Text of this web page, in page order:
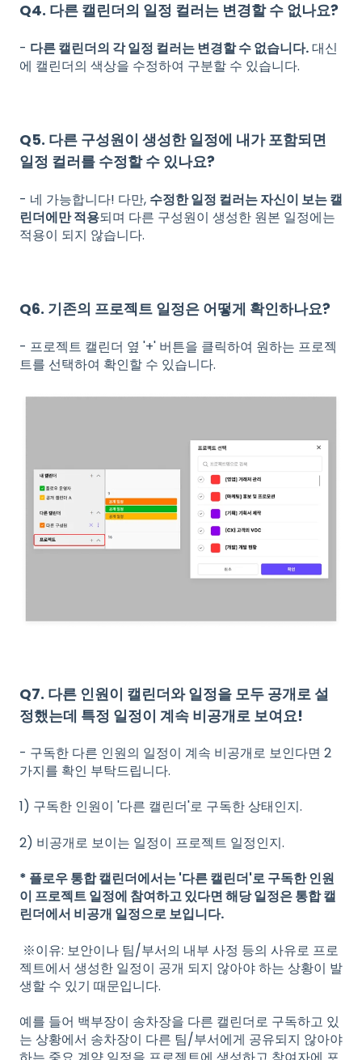
Q4. 다른 캘린더의 일정 컬러는 변경할 수 없나요?
- 다른 캘린더의 각 일정 컬러는 변경할 수 없습니다.대신
에 캘린더의 색상을 수정하여 구분할 수 있습니다.
Q5. 다른 구성원이 생성한 일정에 내가 포함되면
일정 컬러를 수정할 수 있나요?
- 네 가능합니다! 다만, 수정한 일정 컬러는 자신이 보는 캘
린더에만 적용되며 다른 구성원이 생성한 원본 일정에는
적용이 되지 않습니다.
Q6. 기존의 프로젝트 일정은 어떻게 확인하나요?
- 프로젝트 캘린더 옆 '+' 버튼을 클릭하여 원하는 프로젝
트를 선택하여 확인할 수 있습니다.
Q7. 다른 인원이 캘린더와 일정을 모두 공개로 설
정했는데 특정 일정이 계속 비공개로 보여요!
- 구독한 다른 인원의 일정이 계속 비공개로 보인다면 2
가지를 확인 부탁드립니다.
1) 구독한 인원이 '다른 캘린더'로 구독한 상태인지.
2) 비공개로 보이는 일정이 프로젝트 일정인지.
* 플로우 통합 캘린더에서는 '다른 캘린더'로 구독한 인원
이 프로젝트 일정에 참여하고 있다면 해당 일정은 통합 캘
린더에서 비공개 일정으로 보입니다.
※이유: 보안이나 팀/부서의 내부 사정 등의 사유로 프로
젝트에서 생성한 일정이 공개 되지 않아야 하는 상황이 발
생할 수 있기 때문입니다.
예를 들어 백부장이 송차장을 다른 캘린더로 구독하고 있
는 상황에서 송차장이 다른 팀/부서에게 공유되지 않아야